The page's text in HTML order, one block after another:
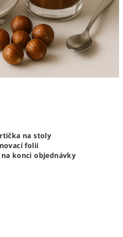
na stoly
folii
konci objednávky